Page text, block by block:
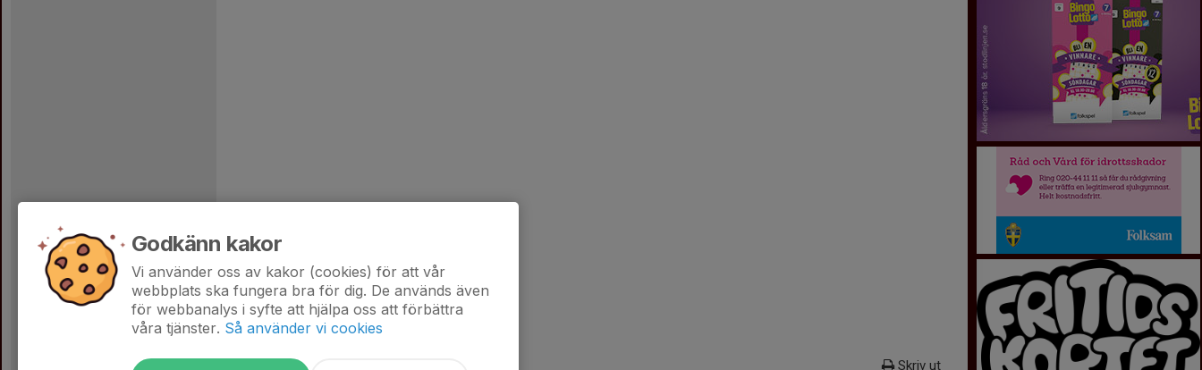
Skriv ut
Godkänn kakor
Vi använder oss av kakor (cookies) för att vår
webbplats ska fungera bra för dig. De används även
för webbanalys i syfte att hjälpa oss att förbättra
våra tjänster. Så använder vi cookies